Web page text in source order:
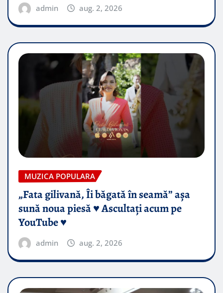
admin aug. 2, 2026
MUZICA POPULARA
„Fata gilivană, Îi băgată în seamă” așa
sună noua piesă ♥️ Ascultați acum pe
YouTube ♥️
admin aug. 2, 2026